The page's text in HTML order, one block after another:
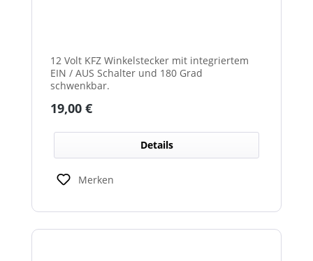
12 Volt KFZ Winkelstecker mit integriertem
EIN / AUS Schalter und 180 Grad
schwenkbar.
Regulärer Preis:
19,00 €
Details
Merken